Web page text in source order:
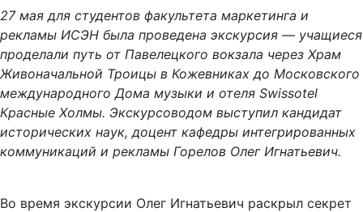
27 мая для студентов факультета маркетинга и
рекламы ИСЭН была проведена экскурсия — учащиеся
проделали путь от Павелецкого вокзала через Храм
Живоначальной Троицы в Кожевниках до Московского
международного Дома музыки и отеля Swissotel
Красные Холмы. Экскурсоводом выступил кандидат
исторических наук, доцент кафедры интегрированных
коммуникаций и рекламы Горелов Олег Игнатьевич.
Во время экскурсии Олег Игнатьевич раскрыл секрет